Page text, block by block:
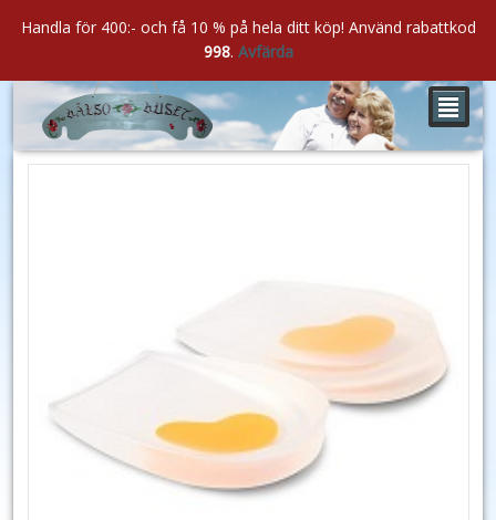
²
Handla för 400:- och få 10 % på hela ditt köp! Använd rabattkod
998. Avfärda